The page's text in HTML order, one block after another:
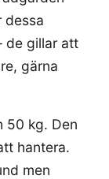
dessa
de gillar att
gärna
50 kg. Den
hantera.
men